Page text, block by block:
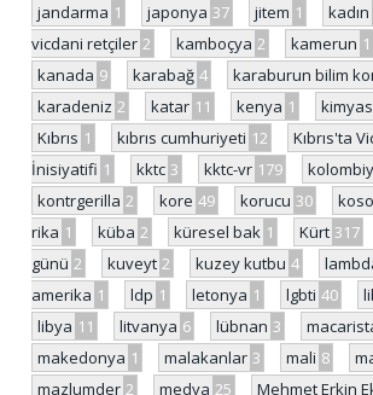
jandarma 1 japonya 37 jitem 1 kadın
vicdani retçiler 2 kamboçya 2 kamerun 1
kanada 9 karabağ 4 karaburun bilim
karadeniz 2 katar 11 kenya 1
Kıbrıs 1 kıbrıs cumhuriyeti 12
Kıbrıs'ta
İnisiyatifi 1 kktc 3 kktc-vr 179
kontrgerilla 2 kore 49 korucu 30
rika 1 küba 2 küresel bak 1 Kürt 317
günü 2 kuveyt 2 kuzey kutbu 4
amerika 1 ldp 1 letonya 1 lgbti 40
libya 11 litvanya 6 lübnan 3
makedonya 1 malakanlar 3 mali 8
mazlumder 2 medya 25 Mehmet Erkin